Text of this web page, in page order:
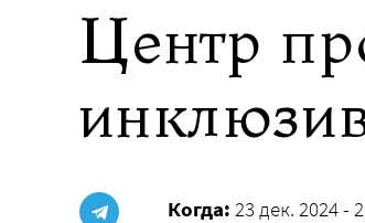
Центр
Когда: 23 дек. 2024 -